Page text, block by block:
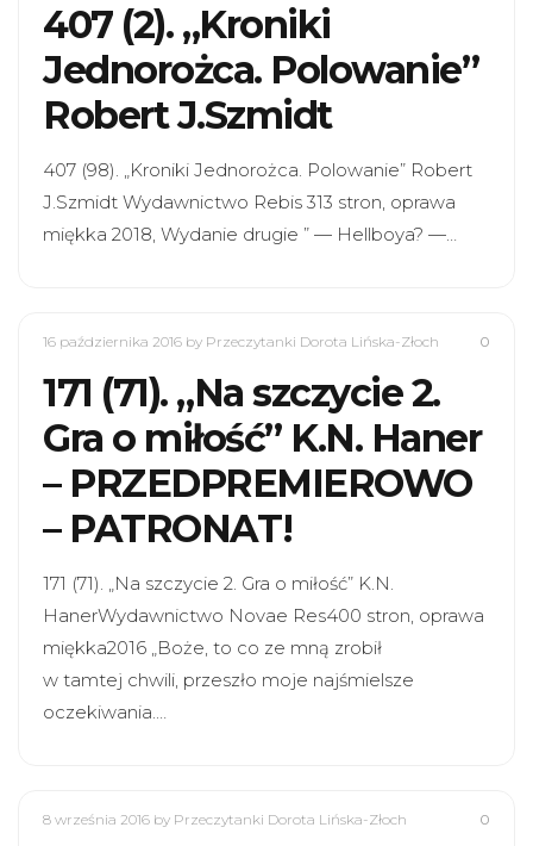
407 (2). „Kroniki
Jednorożca. Polowanie”
Robert J.Szmidt
407 (98). „Kroniki Jednorożca. Polowanie” Robert
J.Szmidt Wydawnictwo Rebis 313 stron, oprawa
miękka 2018, Wydanie drugie ” — Hellboya? —…
16 października 2016 by Przeczytanki Dorota Lińska-Złoch 0
171 (71). „Na szczycie 2.
Gra o miłość” K.N. Haner
– PRZEDPREMIEROWO
– PATRONAT!
171 (71). „Na szczycie 2. Gra o miłość” K.N.
HanerWydawnictwo Novae Res400 stron, oprawa
miękka2016 „Boże, to co ze mną zrobił
w tamtej chwili, przeszło moje najśmielsze
oczekiwania.…
8 września 2016 by Przeczytanki Dorota Lińska-Złoch 0